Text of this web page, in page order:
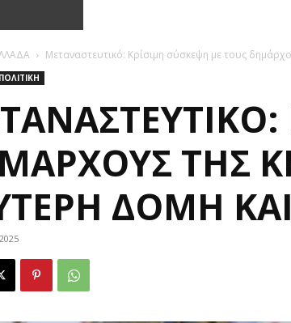
Μεταναστευτικό: Κρίσιμη σύσκεψη με τους
ΠΟΛΙΤΙΚΗ
ΤΗΣ
ΔΟΜΉ ΚΑΙ